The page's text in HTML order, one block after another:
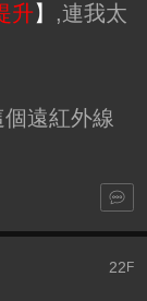
升】 ,連我太
遠紅外線
22F